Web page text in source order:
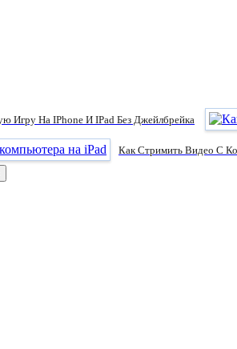
Игру На IPhone И IPad Без Джейлбрейка
Как Стримить Видео С